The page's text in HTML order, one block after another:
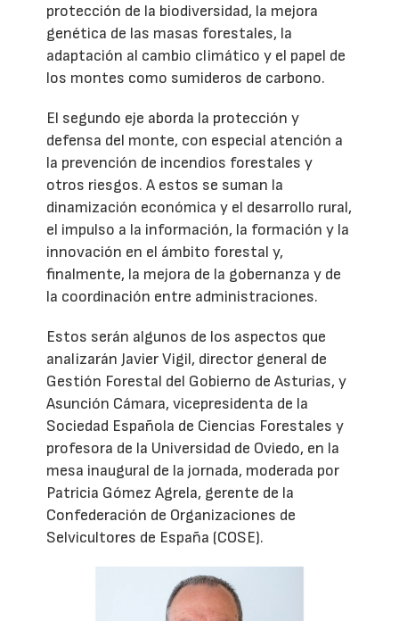
protección de la biodiversidad, la mejora
genética de las masas forestales, la
adaptación al cambio climático y el papel de
los montes como sumideros de carbono.
El segundo eje aborda la protección y
defensa del monte, con especial atención a
la prevención de incendios forestales y
otros riesgos. A estos se suman la
dinamización económica y el desarrollo rural,
el impulso a la información, la formación y la
innovación en el ámbito forestal y,
finalmente, la mejora de la gobernanza y de
la coordinación entre administraciones.
Estos serán algunos de los aspectos que
analizarán Javier Vigil, director general de
Gestión Forestal del Gobierno de Asturias, y
Asunción Cámara, vicepresidenta de la
Sociedad Española de Ciencias Forestales y
profesora de la Universidad de Oviedo, en la
mesa inaugural de la jornada, moderada por
Patricia Gómez Agrela, gerente de la
Confederación de Organizaciones de
Selvicultores de España (COSE).